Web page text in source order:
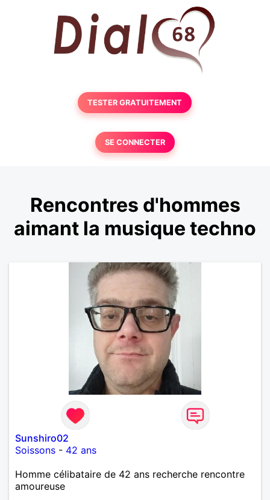
TESTER GRATUITEMENT
SE CONNECTER
Rencontres d'hommes
aimant la musique techno
Sunshiro02
Soissons - 42 ans
Homme célibataire de 42 ans recherche rencontre
amoureuse